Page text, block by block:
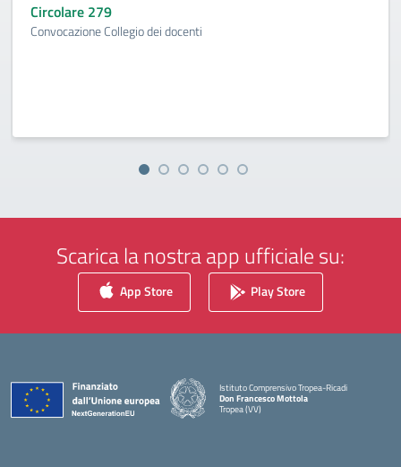
Circolare 279
Convocazione Collegio dei docenti
Scarica la nostra app ufficiale su:
App Store Play Store
Istituto Comprensivo Tropea-Ricadi
Don Francesco Mottola
Tropea (VV)
— Visita la pagina iniziale della scuola